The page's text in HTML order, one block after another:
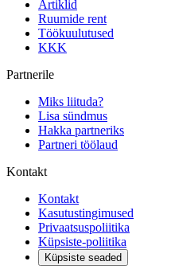
Artiklid
Ruumide rent
Töökuulutused
KKK
Partnerile
Miks liituda?
Lisa sündmus
Hakka partneriks
Partneri töölaud
Kontakt
Kontakt
Kasutustingimused
Privaatsuspoliitika
Küpsiste-poliitika
Küpsiste seaded